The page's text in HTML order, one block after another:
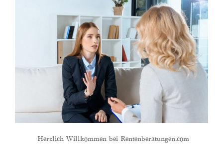
Herzlich Willkommen bei Rentenberatungen.com